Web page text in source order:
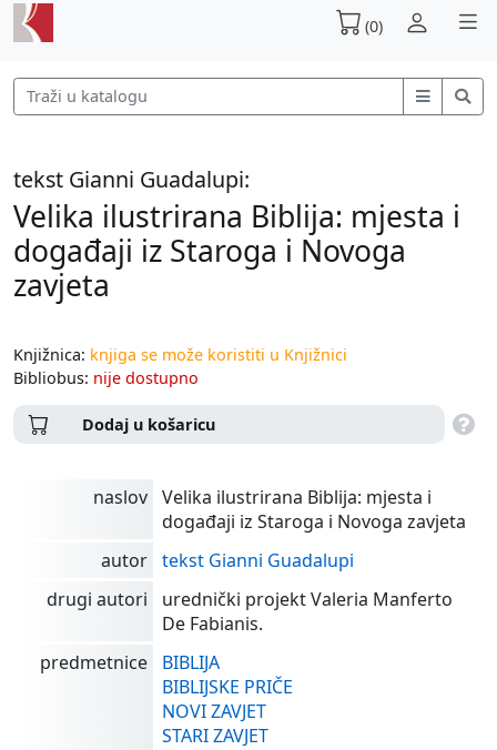
(0)
tekst Gianni Guadalupi:
Velika ilustrirana Biblija: mjesta i
događaji iz Staroga i Novoga
zavjeta
Knjižnica: knjiga se može koristiti u Knjižnici
Bibliobus: nije dostupno
Dodaj u košaricu
naslov Velika ilustrirana Biblija: mjesta i
događaji iz Staroga i Novoga zavjeta
autor tekst Gianni Guadalupi
drugi autori
urednički projekt Valeria Manferto
De Fabianis.
predmetnice
BIBLIJA
BIBLIJSKE PRIČE
NOVI ZAVJET
STARI ZAVJET